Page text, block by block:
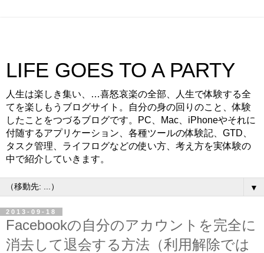
LIFE GOES TO A PARTY
人生は楽しき集い、…喜怒哀楽の全部、人生で体験する全
てを楽しもうブログサイト。自分の身の回りのこと、体験
したことをつづるブログです。PC、Mac、iPhoneやそれに
付随するアプリケーション、各種ツールの体験記、GTD、
タスク管理、ライフログなどの使い方、考え方を実体験の
中で紹介していきます。
▼
2013-09-18
Facebookの自分のアカウントを完全に
消去して退会する方法（利用解除では